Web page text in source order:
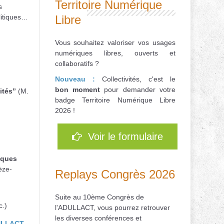
(M.
Territoire Numérique
Libre
Vous souhaitez valoriser vos usages
numériques libres, ouverts et
collaboratifs ?
Nouveau :
Collectivités, c'est le
bon
momentpour demander votre
badge Territoire Numérique Libre
2026 !
Voir le formulaire
Replays Congrès 2026
Suite au 10ème Congrès de
l'ADULLACT, vous pourrez retrouver
les diverses conférences et